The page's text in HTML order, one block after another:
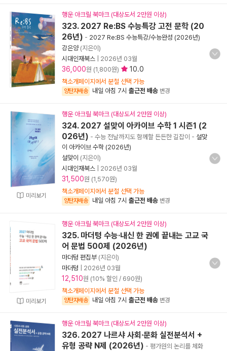
행운 아크릴 북마크 (대상도서 2만원 이상)
323. 2027 Re:BS 수능특강 고전 문학 (20
26년) - 2027 Re:BS 수능특강/수능완성 (2026년)
강은양(지은이)
시대인재북스
2026년 03월
36,000원 (1,800원) 10.0
책소개페이지에서 분철 선택 가능
양탄자배송 내일 아침 7시 출근전 배송 변경
미리보기
행운 아크릴 북마크 (대상도서 2만원 이상)
324. 2027 설맞이 아카이브 수학 1 시즌1 (2
026년) - 수능 전날까지도 함께할 든든한 길잡이 - 설맞
이 아카이브 수학 (2026년)
설맞이 (지은이)
시대인재북스
2026년 03월
31,500원 (1,570원)
책소개페이지에서 분철 선택 가능
양탄자배송 내일 아침 7시 출근전 배송 변경
미리보기
행운 아크릴 북마크 (대상도서 2만원 이상)
325. 마더텅 수능·내신 한 권에 끝내는 고교 국
어 문법 500제 (2026년)
마더텅 편집부 (지은이)
마더텅
2026년 03월
12,510원 (10% 할인 / 690원)
책소개페이지에서 분철 선택 가능
양탄자배송 내일 아침 7시 출근전 배송 변경
행운 아크릴 북마크 (대상도서 2만원 이상)
326. 2027 나르샤 사회·문화 실전분석서 +
유형 공략 N제 (2026년) - 평가원의 논리를 체화